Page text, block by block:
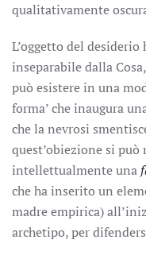
qualitativamente
L’oggetto del desiderio
inseparabile dalla Cosa,
può esistere in una
forma’ che inaugura
che la nevrosi
quest’obiezione si può
intellettualmente una
che ha inserito un
madre empirica)
archetipo, per